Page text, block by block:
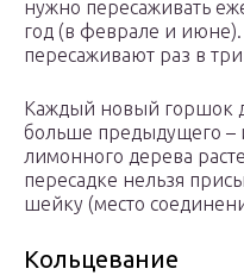
нужно пересаживать
год (в феврале и
пересаживают раз в
Каждый новый горшок
больше предыдущего –
лимонного дерева
пересадке нельзя
шейку (место
Кольцевание